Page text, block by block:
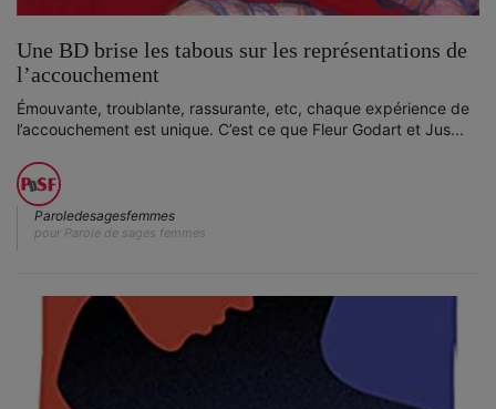
Une BD brise les tabous sur les représentations de
l’accouchement
Émouvante, troublante, rassurante, etc, chaque expérience de
l’accouchement est unique. C’est ce que Fleur Godart et Jus...
Paroledesagesfemmes
pour Parole de sages femmes